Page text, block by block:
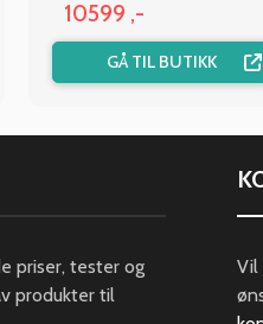
10599 ,-
GÅ TIL BUTIKK
priser, tester og
produkter til
Vil